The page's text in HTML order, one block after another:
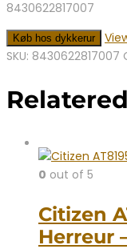
8430622817007
Køb hos dykkerur
SKU: 8430622817007
0 out of 5
Citizen
Herreur